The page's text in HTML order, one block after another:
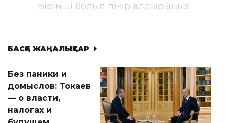
Бірінші болып пікір қалдырыңыз
БАСҚА ЖАҢАЛЫҚТАР
Без паники и
домыслов: Токаев
— о власти,
налогах и